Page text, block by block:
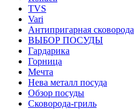
TVS
Vari
Антипригарная сковорода
ВЫБОР ПОСУДЫ
Гардарика
Горница
Мечта
Нева металл посуда
Обзор посуды
Сковорода-гриль